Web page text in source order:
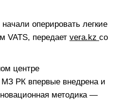
оперировать легкие
VATS, передает vera.kz со
центре
РК впервые внедрена и
методика —